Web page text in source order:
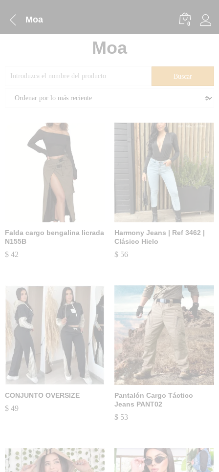
Moa 0
Moa
Falda cargo bengalina licrada
N155B
$ 42
Harmony Jeans | Ref 3462 |
Clásico Hielo
$ 56
CONJUNTO OVERSIZE
$ 49
Pantalón Cargo Táctico
Jeans PANT02
$ 53